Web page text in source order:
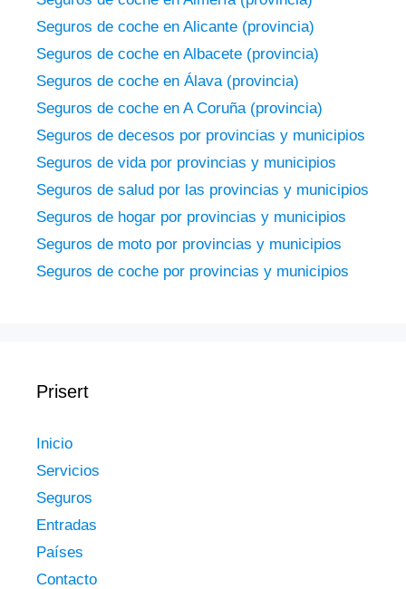
Seguros de coche en Alicante (provincia)
Seguros de coche en Albacete (provincia)
Seguros de coche en Álava (provincia)
Seguros de coche en A Coruña (provincia)
Seguros de decesos por provincias y municipios
Seguros de vida por provincias y municipios
Seguros de salud por las provincias y municipios
Seguros de hogar por provincias y municipios
Seguros de moto por provincias y municipios
Seguros de coche por provincias y municipios
Prisert
Inicio
Servicios
Seguros
Entradas
Países
Contacto